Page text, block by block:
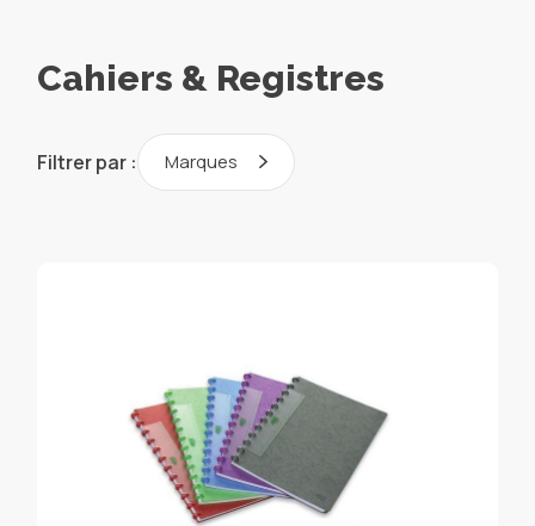
Cahiers & Registres
Filtrer par : Marques